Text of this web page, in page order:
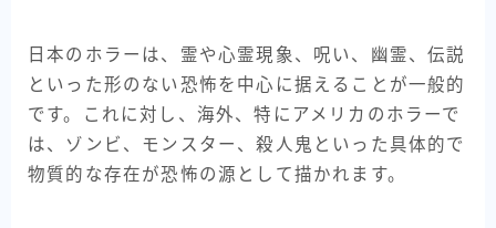
日本のホラーは、霊や心霊現象、呪い、幽霊、伝説
といった形のない恐怖を中心に据えることが一般的
です。これに対し、海外、特にアメリカのホラーで
は、ゾンビ、モンスター、殺人鬼といった具体的で
物質的な存在が恐怖の源として描かれます。